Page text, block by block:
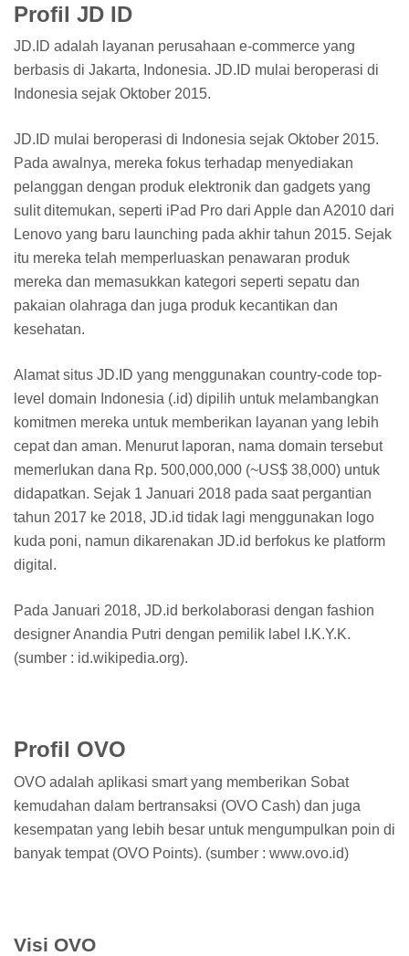
Profil JD ID
JD.ID adalah layanan perusahaan e-commerce yang
berbasis di Jakarta, Indonesia. JD.ID mulai beroperasi di
Indonesia sejak Oktober 2015.
JD.ID mulai beroperasi di Indonesia sejak Oktober 2015.
Pada awalnya, mereka fokus terhadap menyediakan
pelanggan dengan produk elektronik dan gadgets yang
sulit ditemukan, seperti iPad Pro dari Apple dan A2010 dari
Lenovo yang baru launching pada akhir tahun 2015. Sejak
itu mereka telah memperluaskan penawaran produk
mereka dan memasukkan kategori seperti sepatu dan
pakaian olahraga dan juga produk kecantikan dan
kesehatan.
Alamat situs JD.ID yang menggunakan country-code top-
level domain Indonesia (.id) dipilih untuk melambangkan
komitmen mereka untuk memberikan layanan yang lebih
cepat dan aman. Menurut laporan, nama domain tersebut
memerlukan dana Rp. 500,000,000 (~US$ 38,000) untuk
didapatkan. Sejak 1 Januari 2018 pada saat pergantian
tahun 2017 ke 2018, JD.id tidak lagi menggunakan logo
kuda poni, namun dikarenakan JD.id berfokus ke platform
digital.
Pada Januari 2018, JD.id berkolaborasi dengan fashion
designer Anandia Putri dengan pemilik label I.K.Y.K.
(sumber : id.wikipedia.org).
Profil OVO
OVO adalah aplikasi smart yang memberikan Sobat
kemudahan dalam bertransaksi (OVO Cash) dan juga
kesempatan yang lebih besar untuk mengumpulkan poin di
banyak tempat (OVO Points). (sumber : www.ovo.id)
Visi OVO